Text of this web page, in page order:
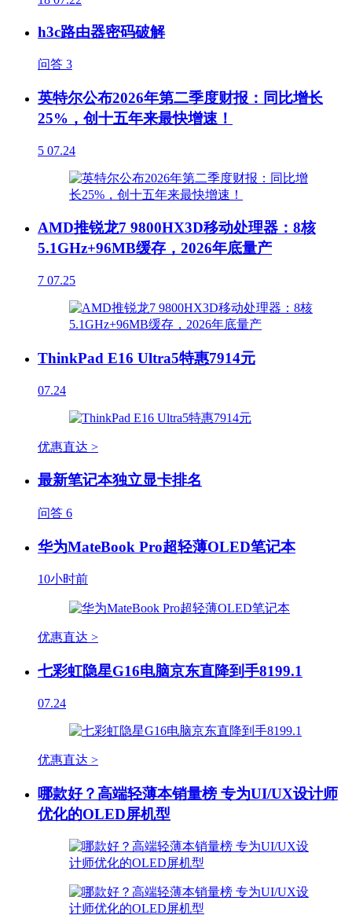
h3c路由器密码破解
问答 3
英特尔公布2026年第二季度财报：同比增长
25%，创十五年来最快增速！
5 07.24
AMD推锐龙7 9800HX3D移动处理器：8核
5.1GHz+96MB缓存，2026年底量产
7 07.25
ThinkPad E16 Ultra5特惠7914元
07.24
优惠直达 >
最新笔记本独立显卡排名
问答 6
华为MateBook Pro超轻薄OLED笔记本
10小时前
优惠直达 >
七彩虹隐星G16电脑京东直降到手8199.1
07.24
优惠直达 >
哪款好？高端轻薄本销量榜 专为UI/UX设计师
优化的OLED屏机型